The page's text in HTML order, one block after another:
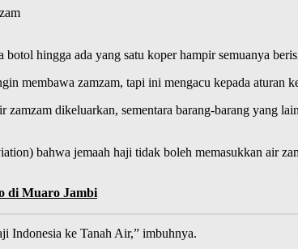
hingga ada yang satu koper hampir semuanya
membawa zamzam, tapi ini mengacu kepada aturan
dikeluarkan, sementara barang-barang yang
bahwa jemaah haji tidak boleh memasukkan air
di Muaro Jambi
Indonesia ke Tanah Air,” imbuhnya.